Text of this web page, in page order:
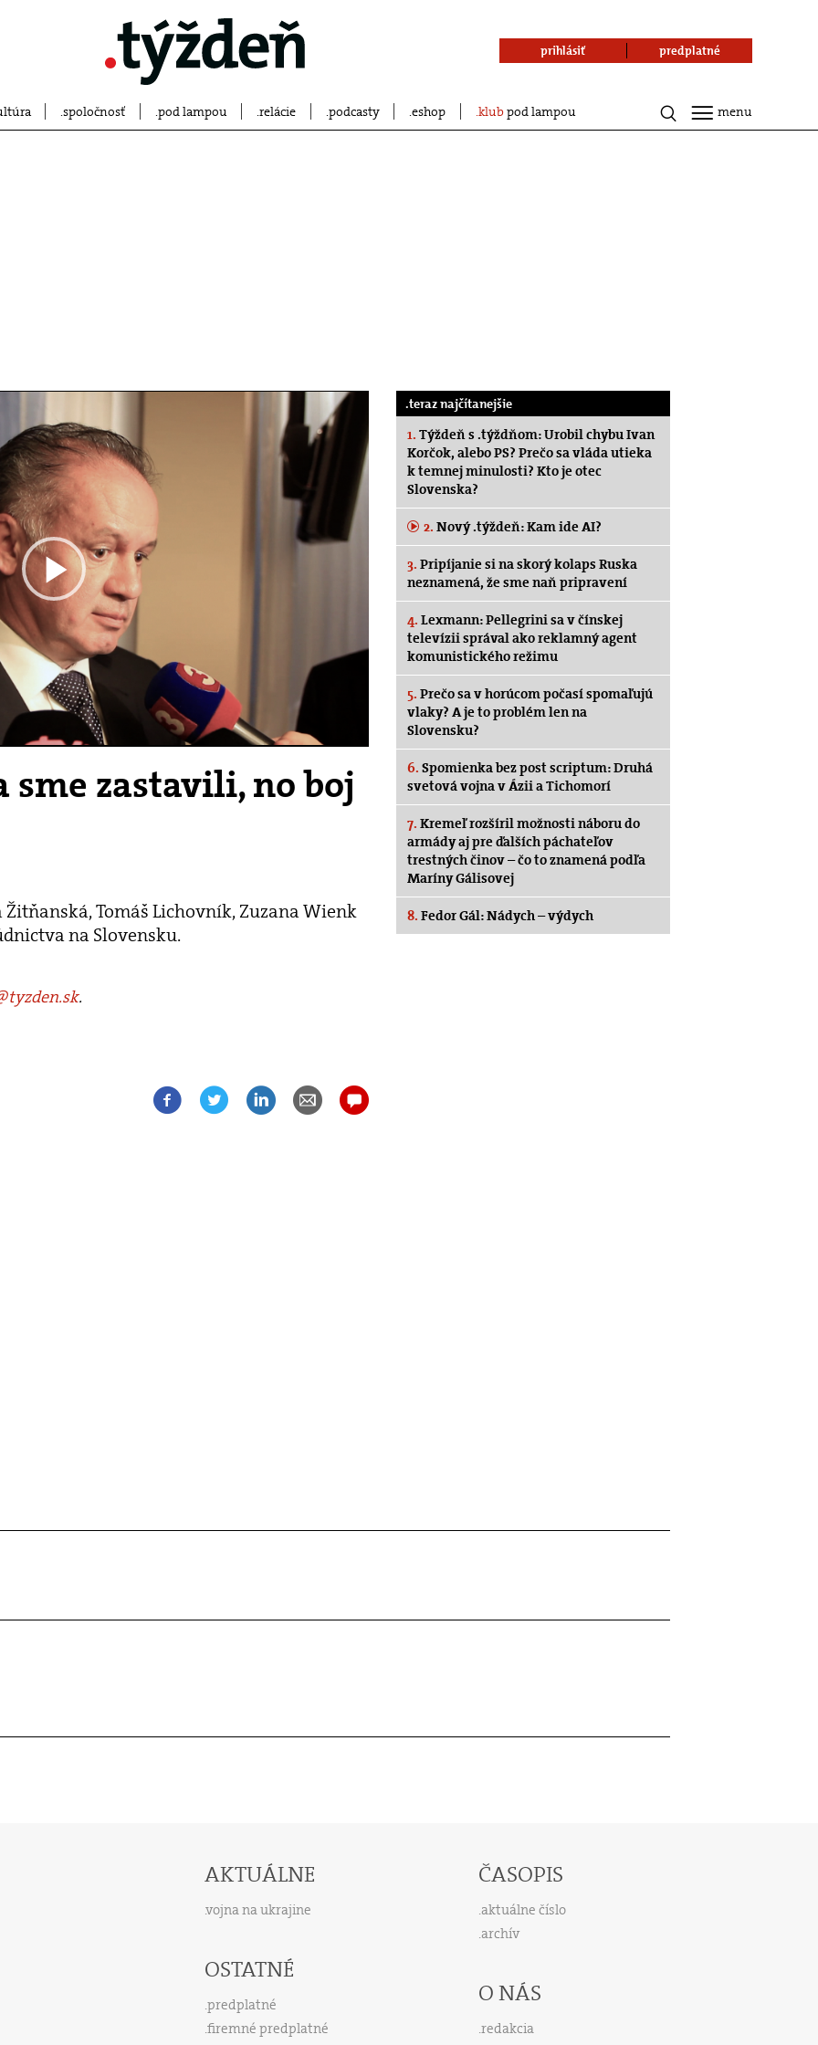
spoločnosť pod lampou relácie podcasty eshop klubpod lampou
prihlásiť predplatné
menu
Play
Video
zastavili, no boj
Žitňanská, Tomáš Lichovník, Zuzana Wienk
na Slovensku.
.
.teraz najčítanejšie
1. Týždeň s .týždňom: Urobil chybu Ivan
Korčok, alebo PS? Prečo sa vláda utieka
k temnej minulosti? Kto je otec
Slovenska?
2. Nový .týždeň: Kam ide AI?
3. Pripíjanie si na skorý kolaps Ruska
neznamená, že sme naň pripravení
4. Lexmann: Pellegrini sa v čínskej
televízii správal ako reklamný agent
komunistického režimu
5. Prečo sa v horúcom počasí spomaľujú
vlaky? A je to problém len na
Slovensku?
6. Spomienka bez post scriptum: Druhá
svetová vojna v Ázii a Tichomorí
7. Kremeľ rozšíril možnosti náboru do
armády aj pre ďalších páchateľov
trestných činov – čo to znamená podľa
Maríny Gálisovej
8. Fedor Gál: Nádych – výdych
AKTUÁLNE
vojna na ukrajine
OSTATNÉ
predplatné
firemné predplatné
ČASOPIS
aktuálne číslo
archív
O NÁS
redakcia